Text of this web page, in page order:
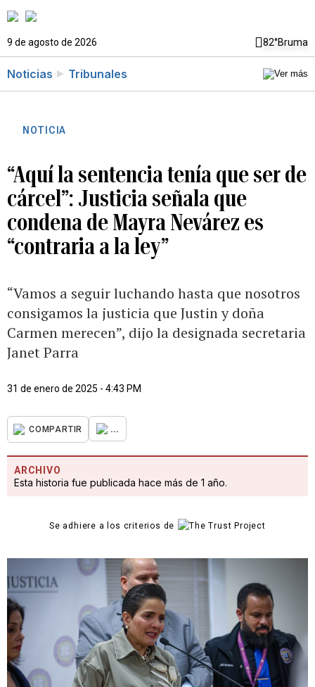
9 de agosto de 2026 82°Bruma
Noticias Tribunales
NOTICIA
“Aquí la sentencia tenía que ser de
cárcel”: Justicia señala que
condena de Mayra Nevárez es
“contraria a la ley”
“Vamos a seguir luchando hasta que nosotros
consigamos la justicia que Justin y doña
Carmen merecen”, dijo la designada secretaria
Janet Parra
31 de enero de 2025 - 4:43 PM
COMPARTIR ...
ARCHIVO
Esta historia fue publicada hace más de 1 año.
Se adhiere a los criterios de